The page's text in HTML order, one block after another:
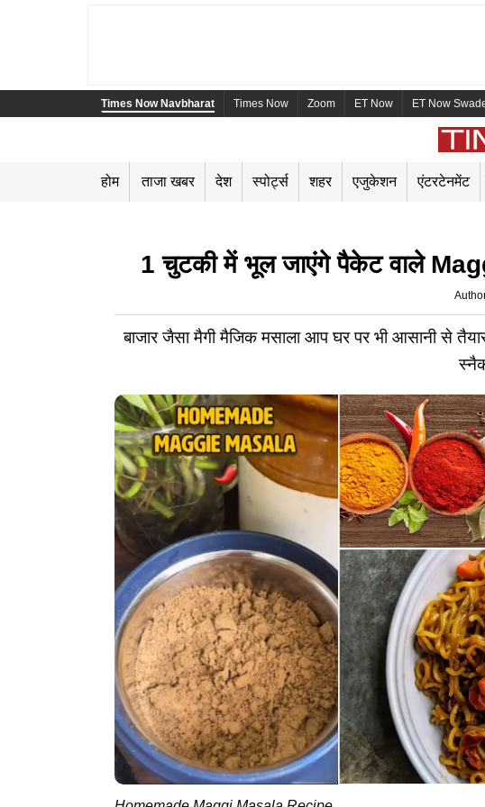
Times Now Navbharat Times Now Zoom ET Now ET Now
होम ताजा खबर देश स्पोर्ट्स शहर एजुकेशन एंटरटेनमेंट
1 चुटकी में भूल जाएंगे पैकेट वाले
बाजार जैसा मैगी मैजिक मसाला आप घर पर भी आसानी से